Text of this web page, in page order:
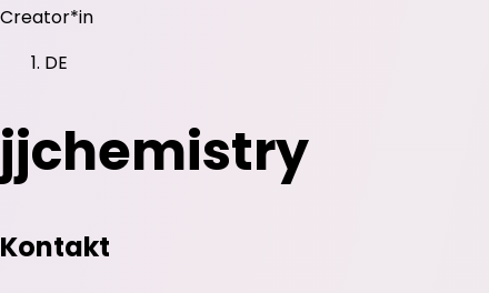
Creator*in
DE
jjchemistry
Kontakt